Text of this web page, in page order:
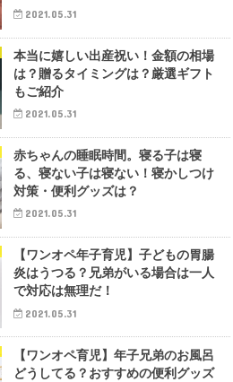
2021.05.31
本当に嬉しい出産祝い！金額の相場
は？贈るタイミングは？厳選ギフト
もご紹介
2021.05.31
赤ちゃんの睡眠時間。寝る子は寝
る、寝ない子は寝ない！寝かしつけ
対策・便利グッズは？
2021.05.31
【ワンオペ年子育児】子どもの胃腸
炎はうつる？兄弟がいる場合は一人
で対応は無理だ！
2021.05.31
【ワンオペ育児】年子兄弟のお風呂
どうしてる？おすすめの便利グッズ